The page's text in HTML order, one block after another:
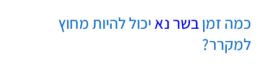
זמןבשר נאיכול להיות מחוץ